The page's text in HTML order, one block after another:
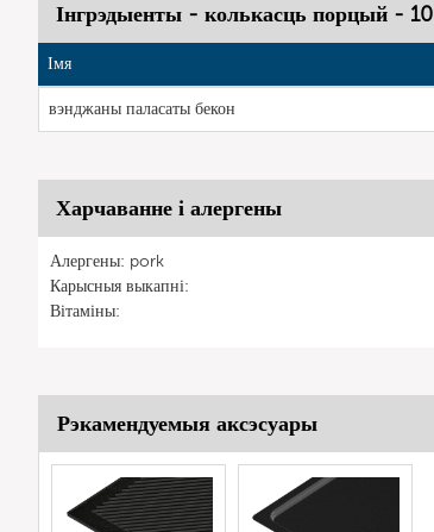
Інгрэдыенты - колькасць порцый - 10
Імя
вэнджаны паласаты бекон
Харчаванне і алергены
Алергены: pork
Карысныя выкапні:
Вітаміны:
Рэкамендуемыя аксэсуары